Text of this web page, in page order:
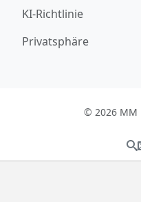
KI-Richtlinie
Privatsphäre
© 2026 MM